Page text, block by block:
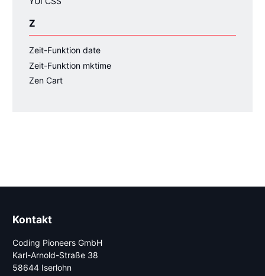
Z
Zeit-Funktion date
Zeit-Funktion mktime
Zen Cart
Kontakt
Coding Pioneers GmbH
Karl-Arnold-Straße 38
58644 Iserlohn